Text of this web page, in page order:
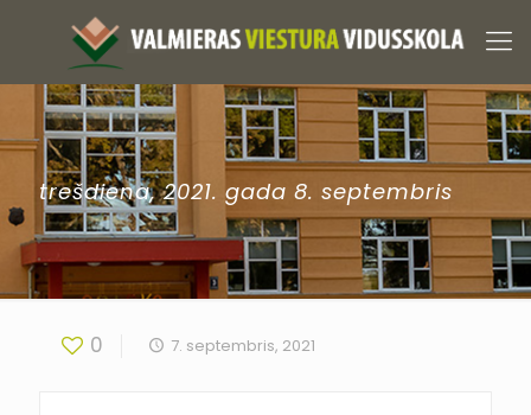
trešdiena, 2021. gada 8. septembris
0 7. septembris, 2021